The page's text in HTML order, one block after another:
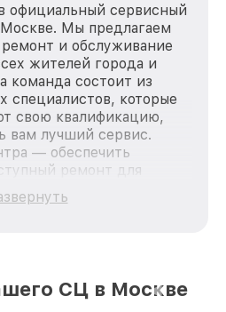
официальный сервисный
Мы предлагаем
и обслуживание
жителей города и
команда состоит из
специалистов, которые
свою квалификацию,
вам лучший сервис.
— обеспечить
ремонт для
продукции LG, вне
поломки. Мы
уровень доверия
СЦ в Москве